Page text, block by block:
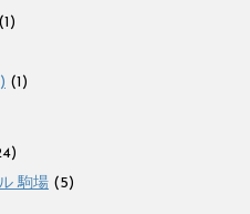
(1)
(1)
駒場 (5)